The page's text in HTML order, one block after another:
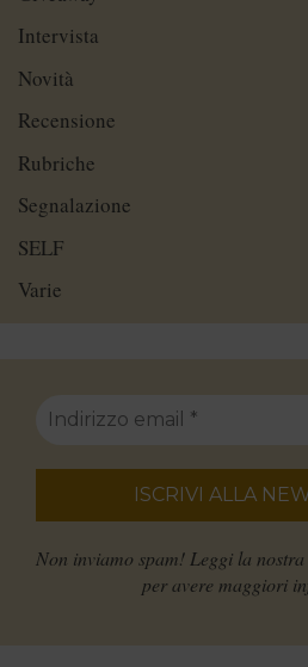
Intervista
Novità
Recensione
Rubriche
Segnalazione
SELF
Varie
Non inviamo spam! Leggi la nostra
per avere maggiori